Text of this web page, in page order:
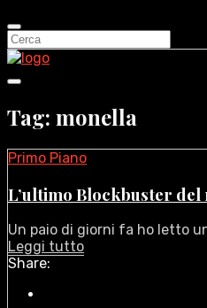
Tag: monella
Primo Piano
L’ultimo Blockbuster
Un paio di giorni fa ho letto
Leggi tutto
Share: